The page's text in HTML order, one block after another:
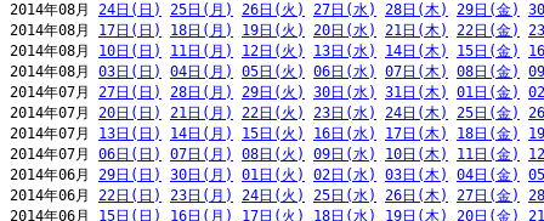
2014年08月 24日(日) 25日(月) 26日(火) 27日(水) 28日(木) 29日(金)
2014年08月 17日(日) 18日(月) 19日(火) 20日(水) 21日(木) 22日(金)
2014年08月 10日(日) 11日(月) 12日(火) 13日(水) 14日(木) 15日(金)
2014年08月 03日(日) 04日(月) 05日(火) 06日(水) 07日(木) 08日(金)
2014年07月 27日(日) 28日(月) 29日(火) 30日(水) 31日(木) 01日(金)
2014年07月 20日(日) 21日(月) 22日(火) 23日(水) 24日(木) 25日(金)
2014年07月 13日(日) 14日(月) 15日(火) 16日(水) 17日(木) 18日(金)
2014年07月 06日(日) 07日(月) 08日(火) 09日(水) 10日(木) 11日(金)
2014年06月 29日(日) 30日(月) 01日(火) 02日(水) 03日(木) 04日(金)
2014年06月 22日(日) 23日(月) 24日(火) 25日(水) 26日(木) 27日(金)
2014年06月 15日(日) 16日(月) 17日(火) 18日(水) 19日(木) 20日(金)